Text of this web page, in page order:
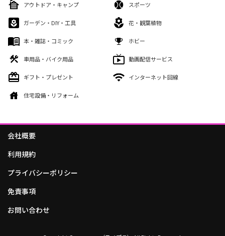
アウトドア・キャンプ スポーツ
ガーデン・DIY・工具 花・観葉植物
本・雑誌・コミック ホビー
車用品・バイク用品 動画配信サービス
ギフト・プレゼント インターネット回線
住宅設備・リフォーム
会社概要
利用規約
プライバシーポリシー
免責事項
お問い合わせ